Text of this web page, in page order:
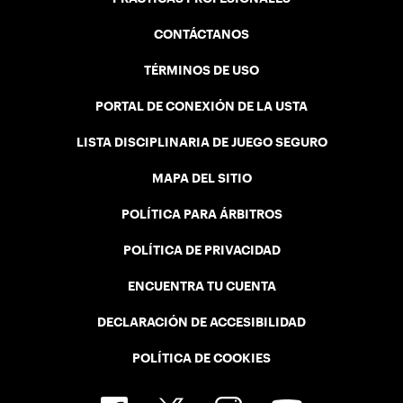
CONTÁCTANOS
TÉRMINOS DE USO
PORTAL DE CONEXIÓN DE LA USTA
LISTA DISCIPLINARIA DE JUEGO SEGURO
MAPA DEL SITIO
POLÍTICA PARA ÁRBITROS
POLÍTICA DE PRIVACIDAD
ENCUENTRA TU CUENTA
DECLARACIÓN DE ACCESIBILIDAD
POLÍTICA DE COOKIES